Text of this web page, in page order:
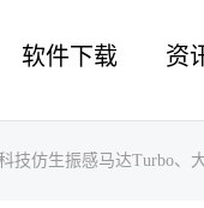
软件下载 资
技仿生振感马达Turbo、